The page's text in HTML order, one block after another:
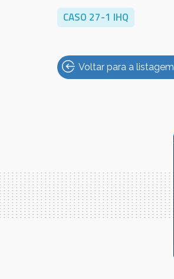
CASO 27-1 IHQ
Voltar para a listagem